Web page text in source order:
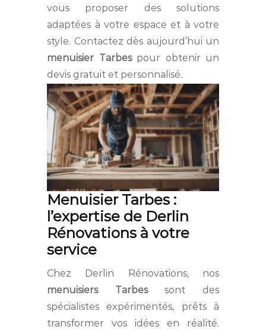
vous proposer des solutions
adaptées à votre espace et à votre
style. Contactez dès aujourd’hui un
menuisier Tarbespour obtenir un
devis gratuit et personnalisé.
Menuisier Tarbes :
l’expertise de Derlin
Rénovations à votre
service
Chez Derlin Rénovations, nos
menuisiers Tarbessont des
spécialistes expérimentés, prêts à
transformer vos idées en réalité.